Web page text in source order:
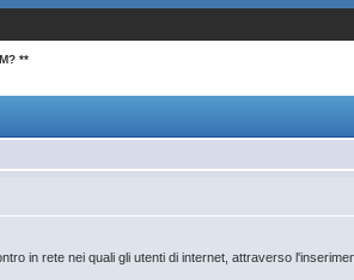
**
in rete nei quali gli utenti di internet, attraverso